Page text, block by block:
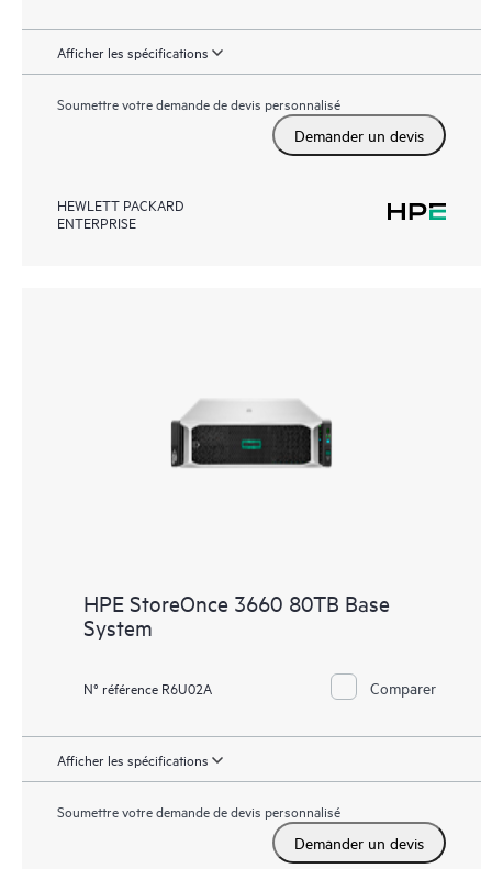
Afficher les spécifications
Soumettre votre demande de devis personnalisé
Demander un devis
HEWLETT PACKARD
ENTERPRISE
HPE StoreOnce 3660 80TB Base
System
N° référence R6U02A Comparer
Afficher les spécifications
Soumettre votre demande de devis personnalisé
Demander un devis